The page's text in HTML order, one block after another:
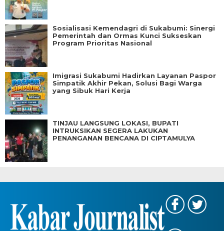
Sosialisasi Kemendagri di Sukabumi: Sinergi
Pemerintah dan Ormas Kunci Sukseskan
Program Prioritas Nasional
Imigrasi Sukabumi Hadirkan Layanan Paspor
Simpatik Akhir Pekan, Solusi Bagi Warga
yang Sibuk Hari Kerja
TINJAU LANGSUNG LOKASI, BUPATI
INTRUKSIKAN SEGERA LAKUKAN
PENANGANAN BENCANA DI CIPTAMULYA